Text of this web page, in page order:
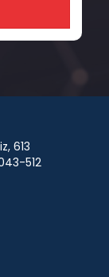
613
512